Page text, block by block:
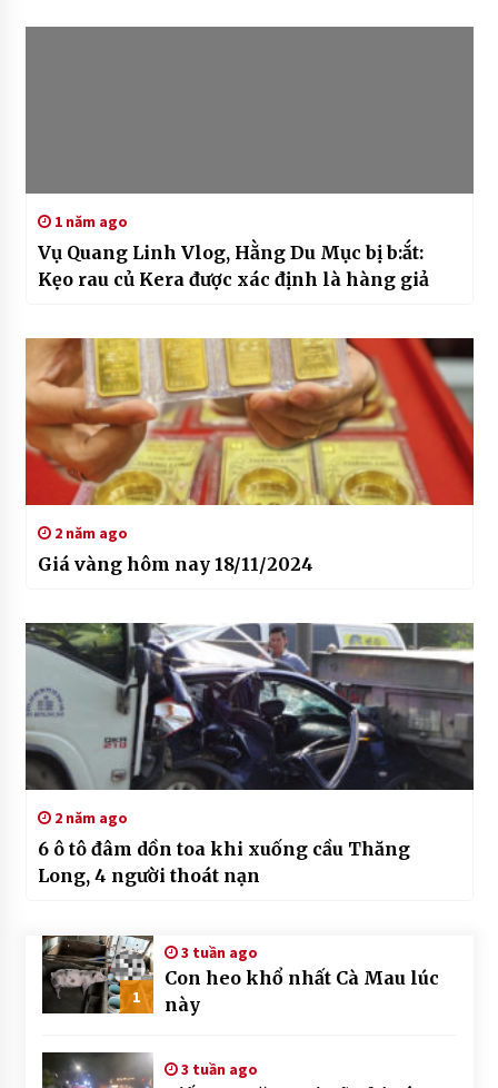
1 năm ago
Vụ Quang Linh Vlog, Hằng Du Mục bị b:ắt:
Kẹo rau củ Kera được xác định là hàng giả
2 năm ago
Giá vàng hôm nay 18/11/2024
2 năm ago
6 ô tô đâm dồn toa khi xuống cầu Thăng
Long, 4 người thoát nạn
1
3 tuần ago
Con heo khổ nhất Cà Mau lúc
này
3 tuần ago